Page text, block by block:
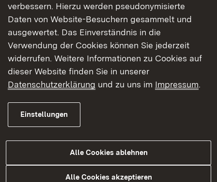
Erklärung zur Barrierefreiheit
Impressum
verbessern. Hierzu werden pseudonymisierte
Daten von Website-Besuchern gesammelt und
ausgewertet. Das Einverständnis in die
Verwendung der Cookies können Sie jederzeit
widerrufen. Weitere Informationen zu Cookies auf
dieser Website finden Sie in unserer
Datenschutzerklärung und zu uns im Impressum.
Einstellungen
Alle Cookies ablehnen
Alle Cookies akzeptieren